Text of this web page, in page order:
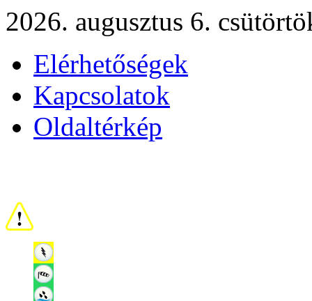
2026. augusztus 6.
Elérhetőségek
Kapcsolatok
Oldaltérkép